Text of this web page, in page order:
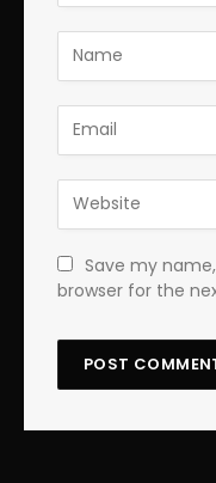
Save my
browser for the